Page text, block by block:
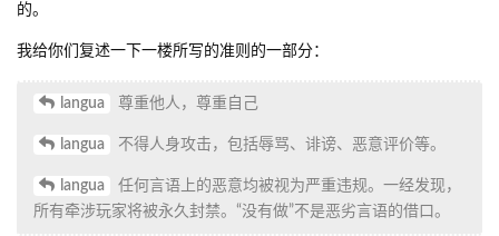
的。
我给你们复述一下一楼所写的准则的一部分：
langua 尊重他人，尊重自己
langua 不得人身攻击，包括辱骂、诽谤、恶意评价等。
langua
任何言语上的恶意均被视为严重违规。一经发现，
所有牵涉玩家将被永久封禁。“没有做”不是恶劣言语的借口。